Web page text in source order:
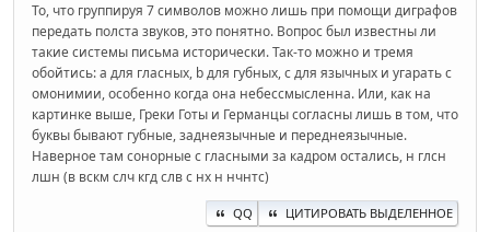
То, что группируя 7 символов можно лишь при помощи диграфов
передать полста звуков, это понятно. Вопрос был известны ли
такие системы письма исторически. Так-то можно и тремя
обойтись: a для гласных, b для губных, c для язычных и угарать с
омонимии, особенно когда она небессмысленна. Или, как на
картинке выше, Греки Готы и Германцы согласны лишь в том, что
буквы бывают губные, заднеязычные и переднеязычные.
Наверное там сонорные с гласными за кадром остались, н глсн
лшн (в вскм слч кгд слв с нх н нчнтс)
QQ ЦИТИРОВАТЬ ВЫДЕЛЕННОЕ